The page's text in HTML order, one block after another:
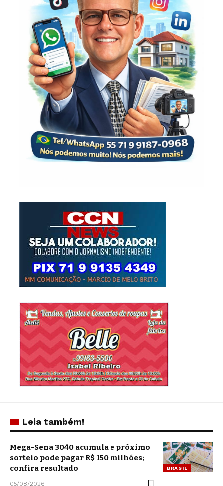
Leia também!
BRASIL
Mega-Sena 3040 acumula e próximo
sorteio pode pagar R$ 150 milhões;
confira resultado
05/08/2026